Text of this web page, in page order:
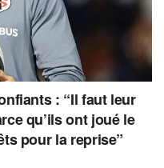
: “Il faut leur
qu’ils ont joué le
pour la reprise”